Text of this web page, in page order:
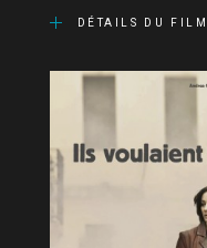
DÉTAILS DU FILM